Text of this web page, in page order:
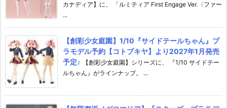
カナディア】に、 「ルミティア First Engage Ver.〈ファー
...
【創彩少女庭園】1/10『サイドテールちゃん』プ
ラモデル予約【コトブキヤ】より2027年1月発売
予定♪
【創彩少女庭園】シリーズに、 『1/10 サイドテー
ルちゃん』がラインナップ。 ...